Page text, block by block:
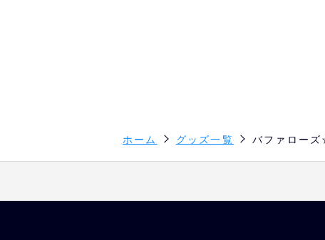
ホーム グッズ一覧 バファロー